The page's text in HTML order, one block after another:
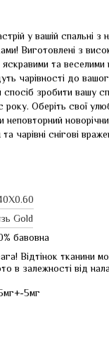
у вашій спальні з
Виготовлені з
яскравими та веселими
чарівності до
спосіб зробити вашу
Оберіть свої
чарівні снігові
Gold
бавовна
Відтінок тканини
в залежності від
5мг